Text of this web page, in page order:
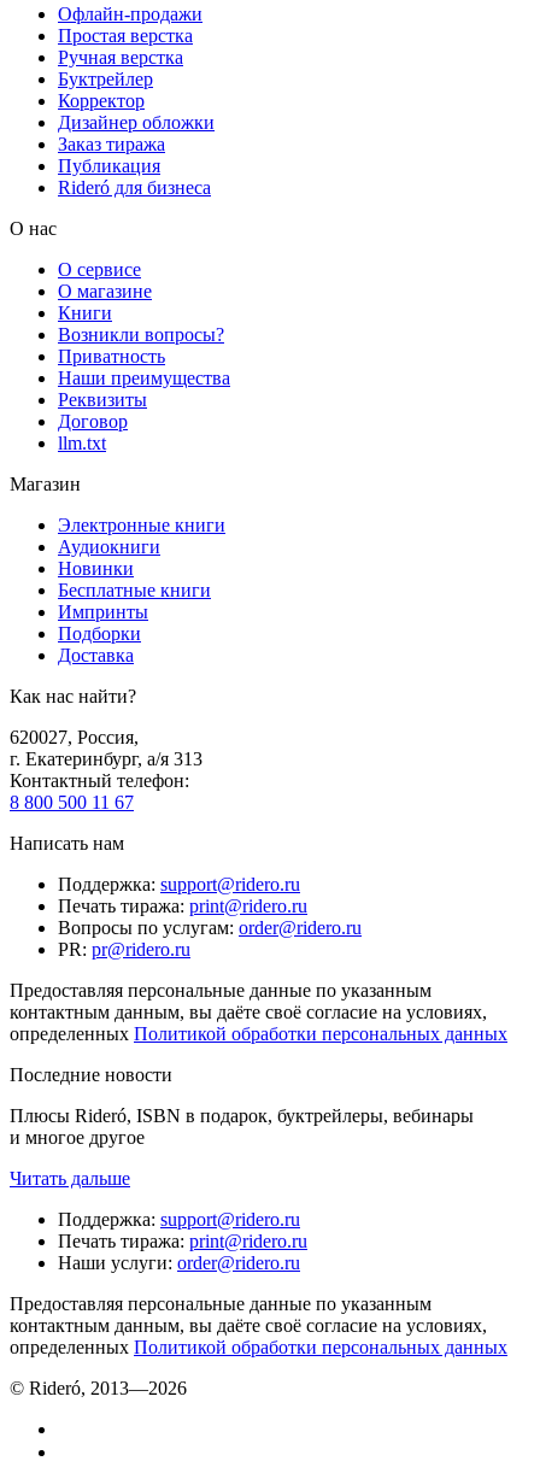
Офлайн-продажи
Простая верстка
Ручная верстка
Буктрейлер
Корректор
Дизайнер обложки
Заказ тиража
Публикация
Rideró для бизнеса
О нас
О сервисе
О магазине
Книги
Возникли вопросы?
Приватность
Наши преимущества
Реквизиты
Договор
llm.txt
Магазин
Электронные книги
Аудиокниги
Новинки
Бесплатные книги
Импринты
Подборки
Доставка
Как нас найти?
620027, Россия,
г. Екатеринбург, а/я 313
Контактный телефон:
8 800 500 11 67
Написать нам
Поддержка: support@ridero.ru
Печать тиража: print@ridero.ru
Вопросы по услугам: order@ridero.ru
PR: pr@ridero.ru
Предоставляя персональные данные по указанным
контактным данным, вы даёте своё согласие на условиях,
определенных Политикой обработки персональных данных
Последние новости
Плюсы Rideró, ISBN в подарок, буктрейлеры, вебинары
и многое другое
Читать дальше
Поддержка: support@ridero.ru
Печать тиража: print@ridero.ru
Наши услуги: order@ridero.ru
Предоставляя персональные данные по указанным
контактным данным, вы даёте своё согласие на условиях,
определенных Политикой обработки персональных данных
© Rideró, 2013—2026